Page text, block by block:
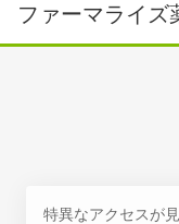
ファーマライ
特異なアクセスが